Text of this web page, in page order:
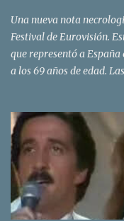
Una nueva nota
Festival de Eurovisión.
que representó a
a los 69 años de edad.
traves de las redes
epoca universitaria en la
estudiante de medicina
juntos,Santos a la
salto al mercado
propia Amaia Saizar,